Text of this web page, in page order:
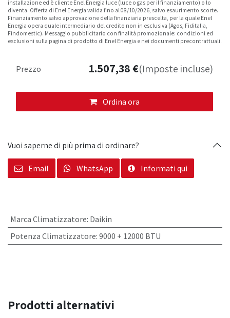
installazione ed è cliente Enel Energia luce (luce o gas per il finanziamento) o lo
diventa. Offerta di Enel Energia valida fino al 08/10/2026, salvo esaurimento scorte.
Finanziamento salvo approvazione della finanziaria prescelta, per la quale Enel
Energia opera quale intermediario del credito non in esclusiva (Agos, Fiditalia,
Findomestic). Messaggio pubblicitario con finalità promozionale: condizioni ed
esclusioni sulla pagina di prodotto di Enel Energia e nei documenti precontrattuali.
Ordina ora
Prezzo 1.507,38€(Imposte incluse)
Vuoi saperne di più prima di ordinare?
Email WhatsApp Informati qui
Marca Climatizzatore: Daikin
Potenza Climatizzatore: 9000 + 12000 BTU
Prodotti alternativi